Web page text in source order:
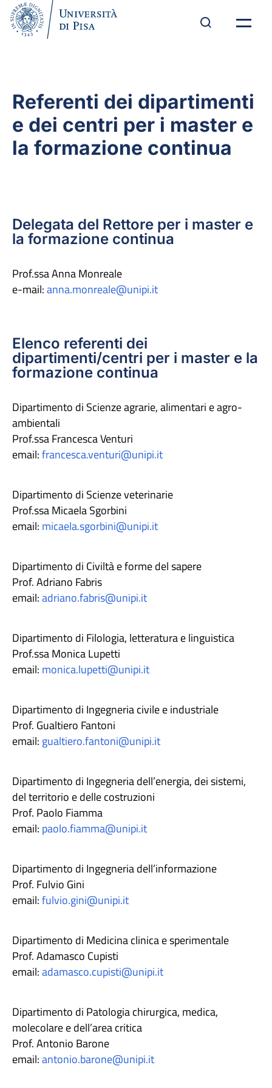
Referenti dei dipartimenti
e dei centri per i master e
la formazione continua
Delegata del Rettore per i master e
la formazione continua
Prof.ssa Anna Monreale
e-mail:anna.monreale@unipi.it
Elenco referenti dei
dipartimenti/centri per i master e la
formazione continua
Dipartimento di Scienze agrarie, alimentari e agro-
ambientali
Prof.ssa Francesca Venturi
email:francesca.venturi@unipi.it
Dipartimento di Scienze veterinarie
Prof.ssa Micaela Sgorbini
email: micaela.sgorbini@unipi.it
Dipartimento di Civiltà e forme del sapere
Prof. Adriano Fabris
email:adriano.fabris@unipi.it
Dipartimento di Filologia, letteratura e linguistica
Prof.ssa Monica Lupetti
email: monica.lupetti@unipi.it
Dipartimento di Ingegneria civile e industriale
Prof. Gualtiero Fantoni
email: gualtiero.fantoni@unipi.it
Dipartimento di Ingegneria dell’energia, dei sistemi,
del territorio e delle costruzioni
Prof. Paolo Fiamma
email: paolo.fiamma@unipi.it
Dipartimento di Ingegneria dell’informazione
Prof. Fulvio Gini
email:fulvio.gini@unipi.it
Dipartimento di Medicina clinica e sperimentale
Prof. Adamasco Cupisti
email:adamasco.cupisti@unipi.it
Dipartimento di Patologia chirurgica, medica,
molecolare e dell’area critica
Prof. Antonio Barone
email:antonio.barone@unipi.it